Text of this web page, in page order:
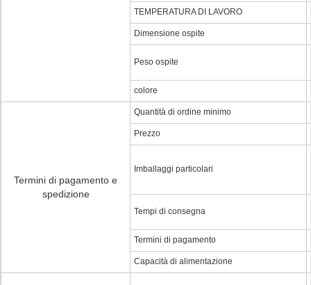
TEMPERATURA DI LAVORO
Dimensione ospite
Peso ospite
colore
Termini di pagamento e
spedizione
Quantità di ordine minimo
Prezzo
Imballaggi particolari
Tempi di consegna
Termini di pagamento
Capacità di alimentazione